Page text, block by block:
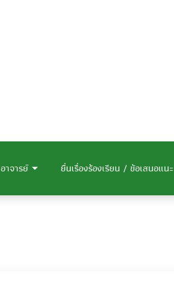
อาจารย์ ยื่นเรื่องร้องเรียน / ข้อเสนอแนะ